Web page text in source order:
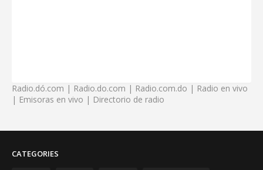
Radio.dó.com | Radio.do.com | Radio.com.do | Radio en vivo
| Emisoras en vivo | Directorio de radio
CATEGORIES